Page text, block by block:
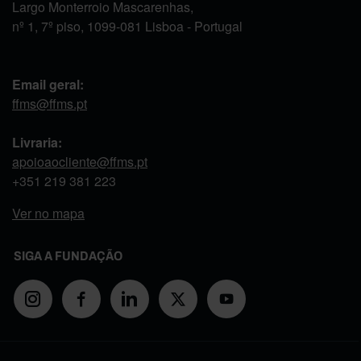
Largo Monterroio Mascarenhas,
nº 1, 7º piso, 1099-081 Lisboa - Portugal
Email geral:
ffms@ffms.pt
Livraria:
apoioaocliente@ffms.pt
+351 219 381 223
Ver no mapa
SIGA A FUNDAÇÃO